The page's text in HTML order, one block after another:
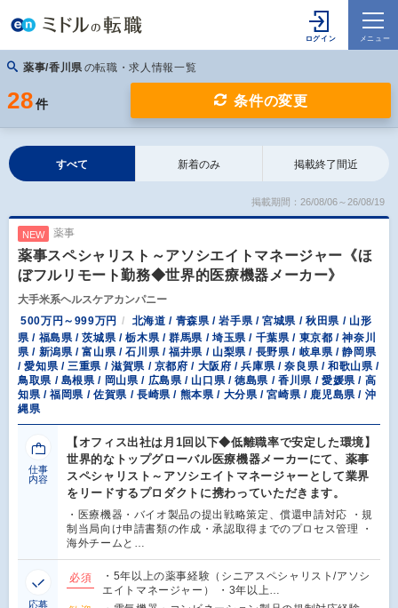
薬事/香川県 の転職・求人情報一覧
28 件 条件の変更
すべて 新着のみ 掲載終了間近
掲載期間：26/08/06～26/08/19
NEW 薬事
薬事スペシャリスト～アソシエイトマネージャー《ほ
ぼフルリモート勤務◆世界的医療機器メーカー》
大手米系ヘルスケアカンパニー
500万円～999万円
北海道 / 青森県 / 岩手県 / 宮城県 / 秋田県 / 山形
県 / 福島県 / 茨城県 / 栃木県 / 群馬県 / 埼玉県 / 千葉県 / 東京都 / 神奈川
県 / 新潟県 / 富山県 / 石川県 / 福井県 / 山梨県 / 長野県 / 岐阜県 / 静岡県
/ 愛知県 / 三重県 / 滋賀県 / 京都府 / 大阪府 / 兵庫県 / 奈良県 / 和歌山県 /
鳥取県 / 島根県 / 岡山県 / 広島県 / 山口県 / 徳島県 / 香川県 / 愛媛県 / 高
知県 / 福岡県 / 佐賀県 / 長崎県 / 熊本県 / 大分県 / 宮崎県 / 鹿児島県 / 沖
縄県
仕事
内容
【オフィス出社は月1回以下◆低離職率で安定した環境】
世界的なトップグローバル医療機器メーカーにて、薬事
スペシャリスト～アソシエイトマネージャーとして業界
をリードするプロダクトに携わっていただきます。
・医療機器・バイオ製品の提出戦略策定、償還申請対応 ・規
制当局向け申請書類の作成・承認取得までのプロセス管理 ・
海外チームと…
応募
必須
・5年以上の薬事経験（シニアスペシャリスト/アソシ
エイトマネージャー） ・3年以上…